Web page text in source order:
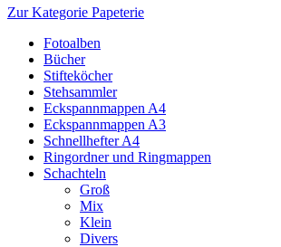
Zur Kategorie Papeterie
Fotoalben
Bücher
Stifteköcher
Stehsammler
Eckspannmappen A4
Eckspannmappen A3
Schnellhefter A4
Ringordner und Ringmappen
Schachteln
Groß
Mix
Klein
Divers